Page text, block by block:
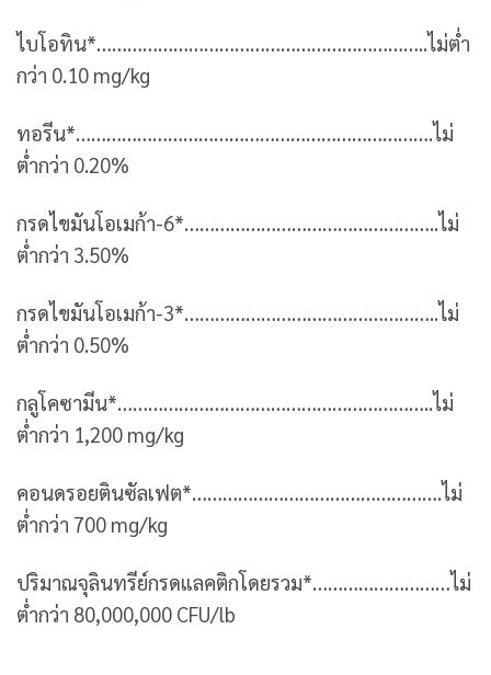
ไบโอทิน*………………………………………………………..ไม่ต่ำ
กว่า 0.10 mg/kg
ทอรีน*…………………………………………………………….ไม่
ต่ำกว่า 0.20%
กรดไขมันโอเมก้า-6*…………………………………………..ไม่
ต่ำกว่า 3.50%
กรดไขมันโอเมก้า-3*…………………………………………..ไม่
ต่ำกว่า 0.50%
กลูโคซามีน*……………………………………………………..ไม่
ต่ำกว่า 1,200 mg/kg
คอนดรอยตินซัลเฟต*………………………………………….ไม่
ต่ำกว่า 700 mg/kg
ปริมาณจุลินทรีย์กรดแลคติกโดยรวม*………………………ไม่
ต่ำกว่า 80,000,000 CFU/lb